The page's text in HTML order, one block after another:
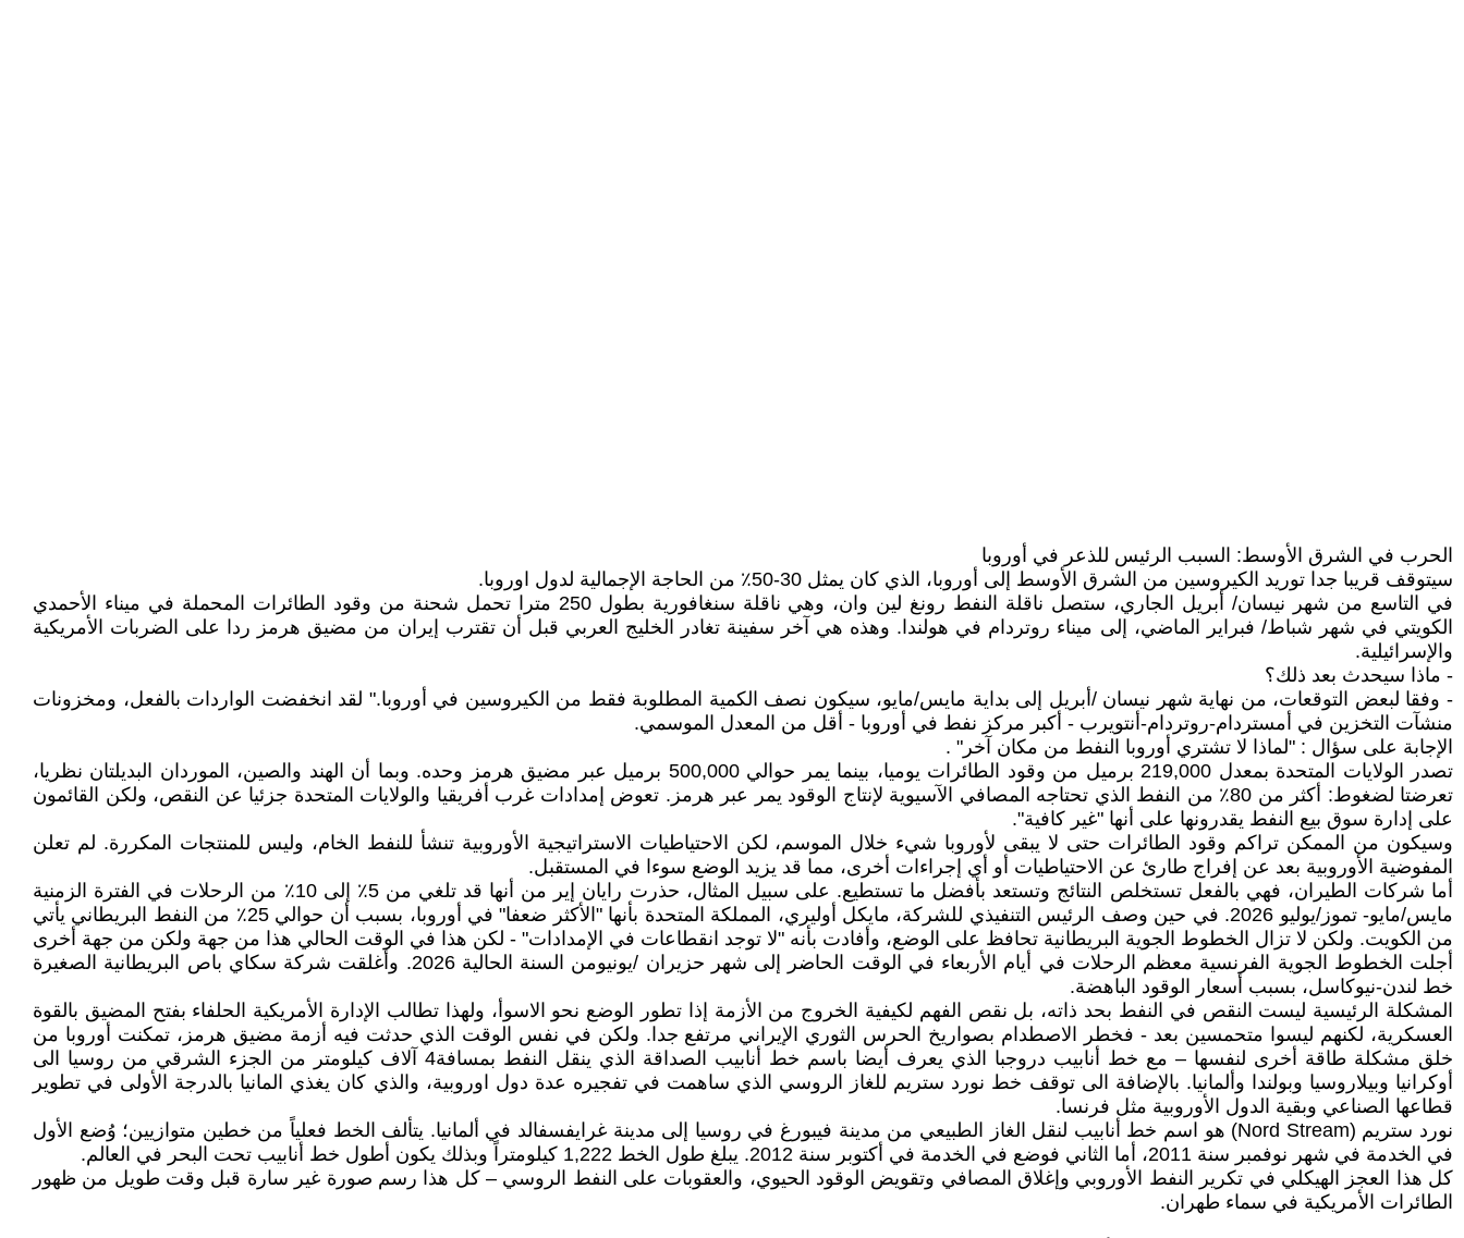
الحرب في الشرق الأوسط: السبب الرئيس للذعر في أوروبا
سيتوقف قريبا جدا توريد الكيروسين من الشرق الأوسط إلى أوروبا، الذي كان يمثل 30-50٪ من الحاجة الإجمالية لدول اوروبا.
في التاسع من شهر نيسان/ أبريل الجاري، ستصل ناقلة النفط رونغ لين وان، وهي ناقلة سنغافورية بطول 250 مترا تحمل شحنة من وقود الطائرات المحملة في ميناء الأحمدي
الكويتي في شهر شباط/ فبراير الماضي، إلى ميناء روتردام في هولندا. وهذه هي آخر سفينة تغادر الخليج العربي قبل أن تقترب إيران من مضيق هرمز ردا على الضربات الأمريكية
والإسرائيلية.
- ماذا سيحدث بعد ذلك؟
- وفقا لبعض التوقعات، من نهاية شهر نيسان /أبريل إلى بداية مايس/مايو، سيكون نصف الكمية المطلوبة فقط من الكيروسين في أوروبا." لقد انخفضت الواردات بالفعل، ومخزونات
منشآت التخزين في أمستردام-روتردام-أنتويرب - أكبر مركز نفط في أوروبا - أقل من المعدل الموسمي.
الإجابة على سؤال : "لماذا لا تشتري أوروبا النفط من مكان آخر" .
تصدر الولايات المتحدة بمعدل 219,000 برميل من وقود الطائرات يوميا، بينما يمر حوالي 500,000 برميل عبر مضيق هرمز وحده. وبما أن الهند والصين، الموردان البديلتان نظريا،
تعرضتا لضغوط: أكثر من 80٪ من النفط الذي تحتاجه المصافي الآسيوية لإنتاج الوقود يمر عبر هرمز. تعوض إمدادات غرب أفريقيا والولايات المتحدة جزئيا عن النقص، ولكن القائمون
على إدارة سوق بيع النفط يقدرونها على أنها "غير كافية".
وسيكون من الممكن تراكم وقود الطائرات حتى لا يبقى لأوروبا شيء خلال الموسم، لكن الاحتياطيات الاستراتيجية الأوروبية تنشأ للنفط الخام، وليس للمنتجات المكررة. لم تعلن
المفوضية الأوروبية بعد عن إفراج طارئ عن الاحتياطيات أو أي إجراءات أخرى، مما قد يزيد الوضع سوءا في المستقبل.
أما شركات الطيران، فهي بالفعل تستخلص النتائج وتستعد بأفضل ما تستطيع. على سبيل المثال، حذرت رايان إير من أنها قد تلغي من 5٪ إلى 10٪ من الرحلات في الفترة الزمنية
مايس/مايو- تموز/يوليو 2026. في حين وصف الرئيس التنفيذي للشركة، مايكل أوليري، المملكة المتحدة بأنها "الأكثر ضعفا" في أوروبا، بسبب أن حوالي 25٪ من النفط البريطاني يأتي
من الكويت. ولكن لا تزال الخطوط الجوية البريطانية تحافظ على الوضع، وأفادت بأنه "لا توجد انقطاعات في الإمدادات" - لكن هذا في الوقت الحالي هذا من جهة ولكن من جهة أخرى
أجلت الخطوط الجوية الفرنسية معظم الرحلات في أيام الأربعاء في الوقت الحاضر إلى شهر حزيران /يونيومن السنة الحالية 2026. وأغلقت شركة سكاي باص البريطانية الصغيرة
خط لندن-نيوكاسل، بسبب أسعار الوقود الباهضة.
المشكلة الرئيسية ليست النقص في النفط بحد ذاته، بل نقص الفهم لكيفية الخروج من الأزمة إذا تطور الوضع نحو الاسوأ، ولهذا تطالب الإدارة الأمريكية الحلفاء بفتح المضيق بالقوة
العسكرية، لكنهم ليسوا متحمسين بعد - فخطر الاصطدام بصواريخ الحرس الثوري الإيراني مرتفع جدا. ولكن في نفس الوقت الذي حدثت فيه أزمة مضيق هرمز، تمكنت أوروبا من
خلق مشكلة طاقة أخرى لنفسها – مع خط أنابيب دروجبا الذي يعرف أيضا باسم خط أنابيب الصداقة الذي ينقل النفط بمسافة4 آلاف كيلومتر من الجزء الشرقي من روسيا الى
أوكرانيا وبيلاروسيا وبولندا وألمانيا. بالإضافة الى توقف خط نورد ستريم للغاز الروسي الذي ساهمت في تفجيره عدة دول اوروبية، والذي كان يغذي المانيا بالدرجة الأولى في تطوير
قطاعها الصناعي وبقية الدول الأوروبية مثل فرنسا.
نورد ستريم (Nord Stream) هو اسم خط أنابيب لنقل الغاز الطبيعي من مدينة فيبورغ في روسيا إلى مدينة غرايفسفالد في ألمانيا. يتألف الخط فعلياً من خطين متوازيين؛ وُضع الأول
في الخدمة في شهر نوفمبر سنة 2011، أما الثاني فوضع في الخدمة في أكتوبر سنة 2012. يبلغ طول الخط 1,222 كيلومتراً وبذلك يكون أطول خط أنابيب تحت البحر في العالم.
كل هذا العجز الهيكلي في تكرير النفط الأوروبي وإغلاق المصافي وتقويض الوقود الحيوي، والعقوبات على النفط الروسي – كل هذا رسم صورة غير سارة قبل وقت طويل من ظهور
الطائرات الأمريكية في سماء طهران.